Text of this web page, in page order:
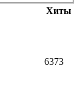
Хиты
6373